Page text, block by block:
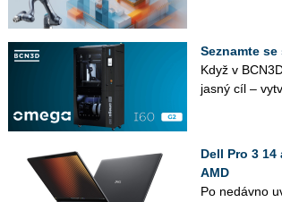
Seznamte se
Když v
jasný cíl –
Dell Pro 3
AMD
Po ne­dáv­no